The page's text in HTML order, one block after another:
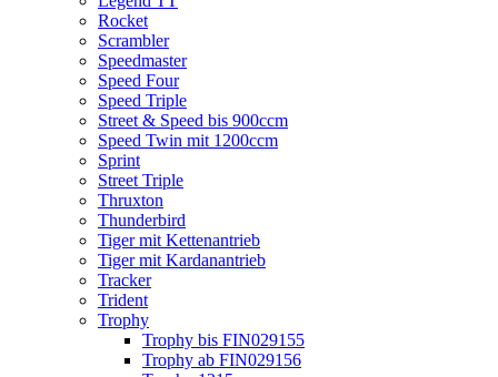
Rocket
Scrambler
Speedmaster
Speed Four
Speed Triple
Street & Speed bis 900ccm
Speed Twin mit 1200ccm
Sprint
Street Triple
Thruxton
Thunderbird
Tiger mit Kettenantrieb
Tiger mit Kardanantrieb
Tracker
Trident
Trophy
Trophy bis FIN029155
Trophy ab FIN029156